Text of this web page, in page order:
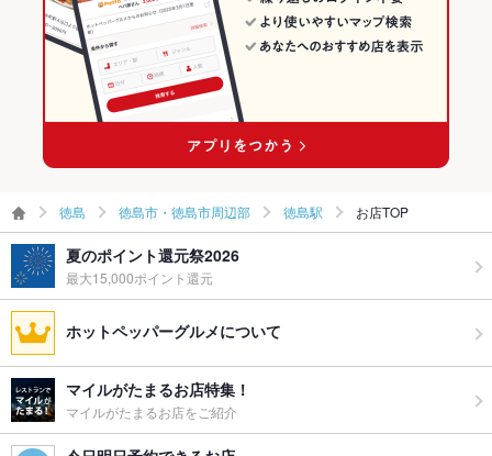
徳島駅の中華ランキング
徳島駅の中華全般ランキング
徳島 徳島市・徳島市周辺部 徳島駅 お店TOP
夏のポイント還元祭2026
最大15,000ポイント還元
ホットペッパーグルメについて
マイルがたまるお店特集！
マイルがたまるお店をご紹介